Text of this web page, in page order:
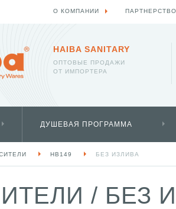
HAIBA SANITARY
ОПТОВЫЕ ПРОДАЖИ
ОТ ИМПОРТЕРА
ДУШЕВАЯ ПРОГРАММА
HB149 БЕЗ ИЗЛИВА
/ БЕЗ
О КОМПАНИИ ПАРТНЕРСТВО